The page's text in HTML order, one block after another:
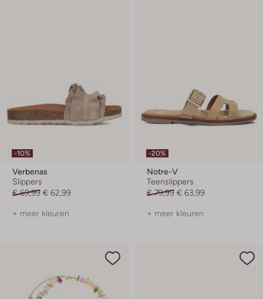
-10%
Verbenas
Slippers
€ 69,99 € 62,99
+ meer kleuren
-20%
Notre-V
Teenslippers
€ 79,99 € 63,99
+ meer kleuren